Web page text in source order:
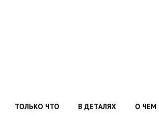
ТОЛЬКО ЧТО В ДЕТАЛЯХ О ЧЕМ